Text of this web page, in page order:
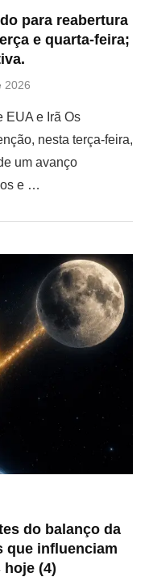
para reabertura
e quarta-feira;
2026
EUA e Irã Os
nesta terça-feira,
um avanço
e …
do balanço da
que influenciam
(4)